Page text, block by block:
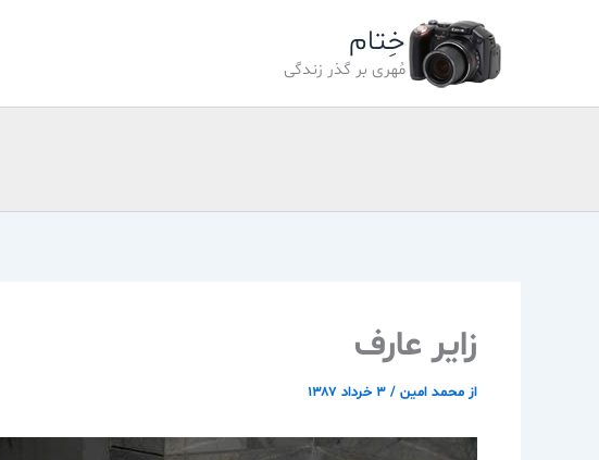
خِتام
مُهری بر گذر زندگی
زاير عارف
از محمد امین / ۳ خرداد ۱۳۸۷